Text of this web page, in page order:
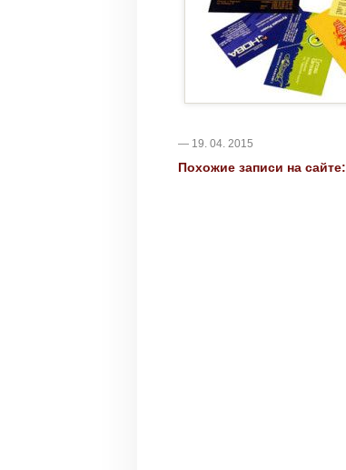
— 19. 04. 2015
Похожие записи на сайте: